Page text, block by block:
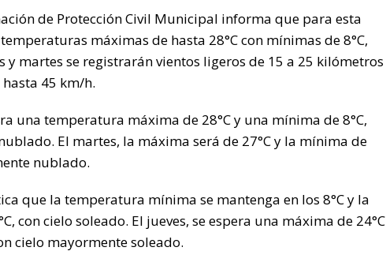
p
ar
ti
r
de Protección Civil Municipal informa que para esta
máximas de hasta 28°C con mínimas de 8°C,
y martes se registrarán vientos ligeros de 15 a 25 kilómetros
45 km/h.
una temperatura máxima de 28°C y una mínima de 8°C,
El martes, la máxima será de 27°C y la mínima de
nublado.
que la temperatura mínima se mantenga en los 8°C y la
con cielo soleado. El jueves, se espera una máxima de 24°C
cielo mayormente soleado.